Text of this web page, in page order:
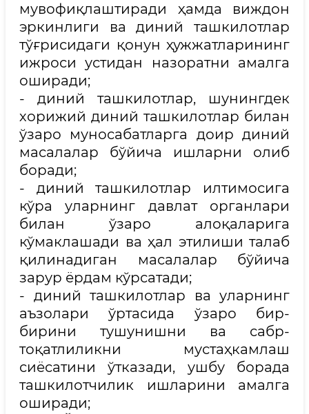
мувофиқлаштиради ҳамда виждон
эркинлиги ва диний ташкилотлар
тўғрисидаги қонун ҳужжатларининг
ижроси устидан назоратни амалга
оширади;
- диний ташкилотлар, шунингдек
хорижий диний ташкилотлар билан
ўзаро муносабатларга доир диний
масалалар бўйича ишларни олиб
боради;
- диний ташкилотлар илтимосига
кўра уларнинг давлат органлари
билан ўзаро алоқаларига
кўмаклашади ва ҳал этилиши талаб
қилинадиган масалалар бўйича
зарур ёрдам кўрсатади;
- диний ташкилотлар ва уларнинг
аъзолари ўртасида ўзаро бир-
бирини тушунишни ва сабр-
тоқатлиликни мустаҳкамлаш
сиёсатини ўтказади, ушбу борада
ташкилотчилик ишларини амалга
оширади;